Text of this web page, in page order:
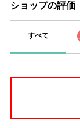
ショップの評価
すべて